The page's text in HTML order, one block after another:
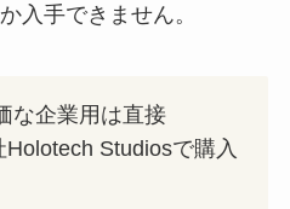
入手できません。
な企業用は直接
Studiosで購入